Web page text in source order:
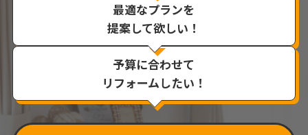
最適なプランを
提案して欲しい！
予算に合わせて
リフォームしたい！